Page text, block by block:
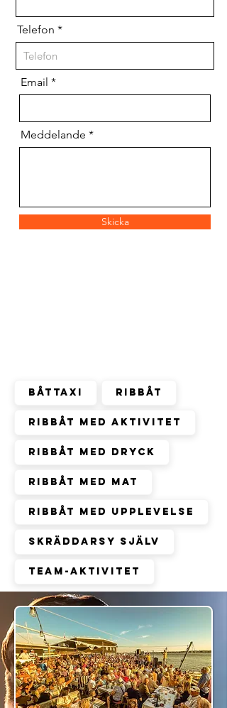
Telefon
Email
Meddelande
Skicka
Båttaxi Ribbåt
Ribbåt med aktivitet
Ribbåt med dryck
Ribbåt med mat
Ribbåt med upplevelse
Skräddarsy själv
Team-aktivitet